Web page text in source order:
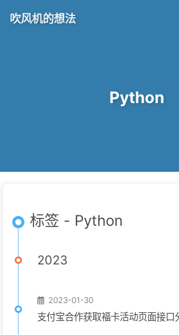
吹风机的想法
Python
标签 - Python
2023
2023-01-30
支付宝合作获取福卡活动页面接口